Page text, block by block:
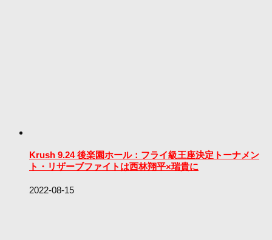
Krush 9.24 後楽園ホール：フライ級王座決定トーナメン
ト・リザーブファイトは西林翔平×瑞貴に
2022-08-15